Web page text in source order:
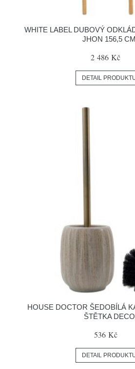
WHITE LABEL DUBOVÝ
JHON 156,5 CM
2 486 Kč
DETAIL
HOUSE DOCTOR ŠEDOBÍLÁ
ŠTĚTKA DECO
536 Kč
DETAIL